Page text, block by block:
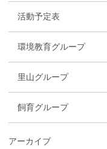
活動予定表
環境教育グループ
里山グループ
飼育グループ
アーカイブ